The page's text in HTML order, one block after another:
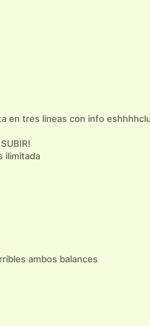
en tres lineas con info
ilimitada
ambos balances